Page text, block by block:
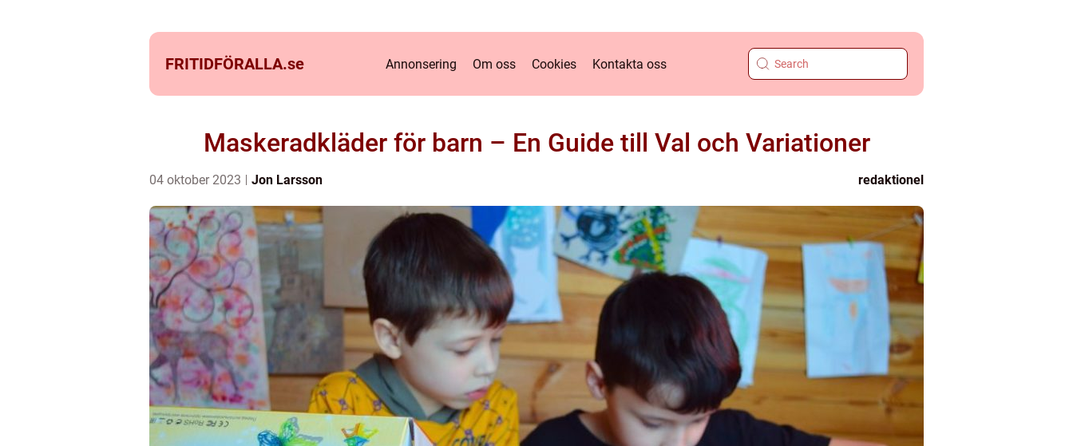
FRITIDFÖRALLA.se Annonsering Om oss Cookies Kontakta oss
Maskeradkläder för barn – En Guide till Val och Variationer
04 oktober 2023 Jon Larsson redaktionel